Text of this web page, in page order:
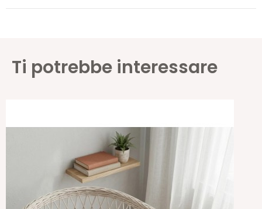
Ti potrebbe interessare